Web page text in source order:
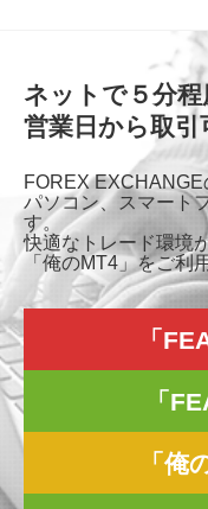
ネットで５分
営業日から取引
FOREX
パソコン、スマート
す。
快適なトレード環境
「俺のMT4」をご利
「
「
「俺